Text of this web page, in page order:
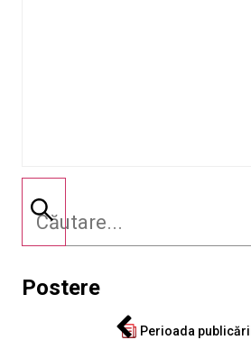
Postere
Perioada